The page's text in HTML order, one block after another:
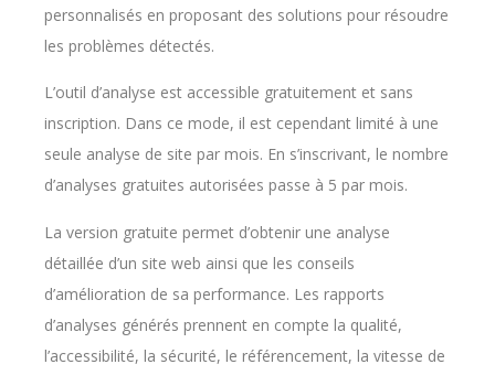
personnalisés en proposant des solutions pour résoudre
les problèmes détectés.
L’outil d’analyse est accessible gratuitement et sans
inscription. Dans ce mode, il est cependant limité à une
seule analyse de site par mois. En s’inscrivant, le nombre
d’analyses gratuites autorisées passe à 5 par mois.
La version gratuite permet d’obtenir une analyse
détaillée d’un site web ainsi que les conseils
d’amélioration de sa performance. Les rapports
d’analyses générés prennent en compte la qualité,
l’accessibilité, la sécurité, le référencement, la vitesse de